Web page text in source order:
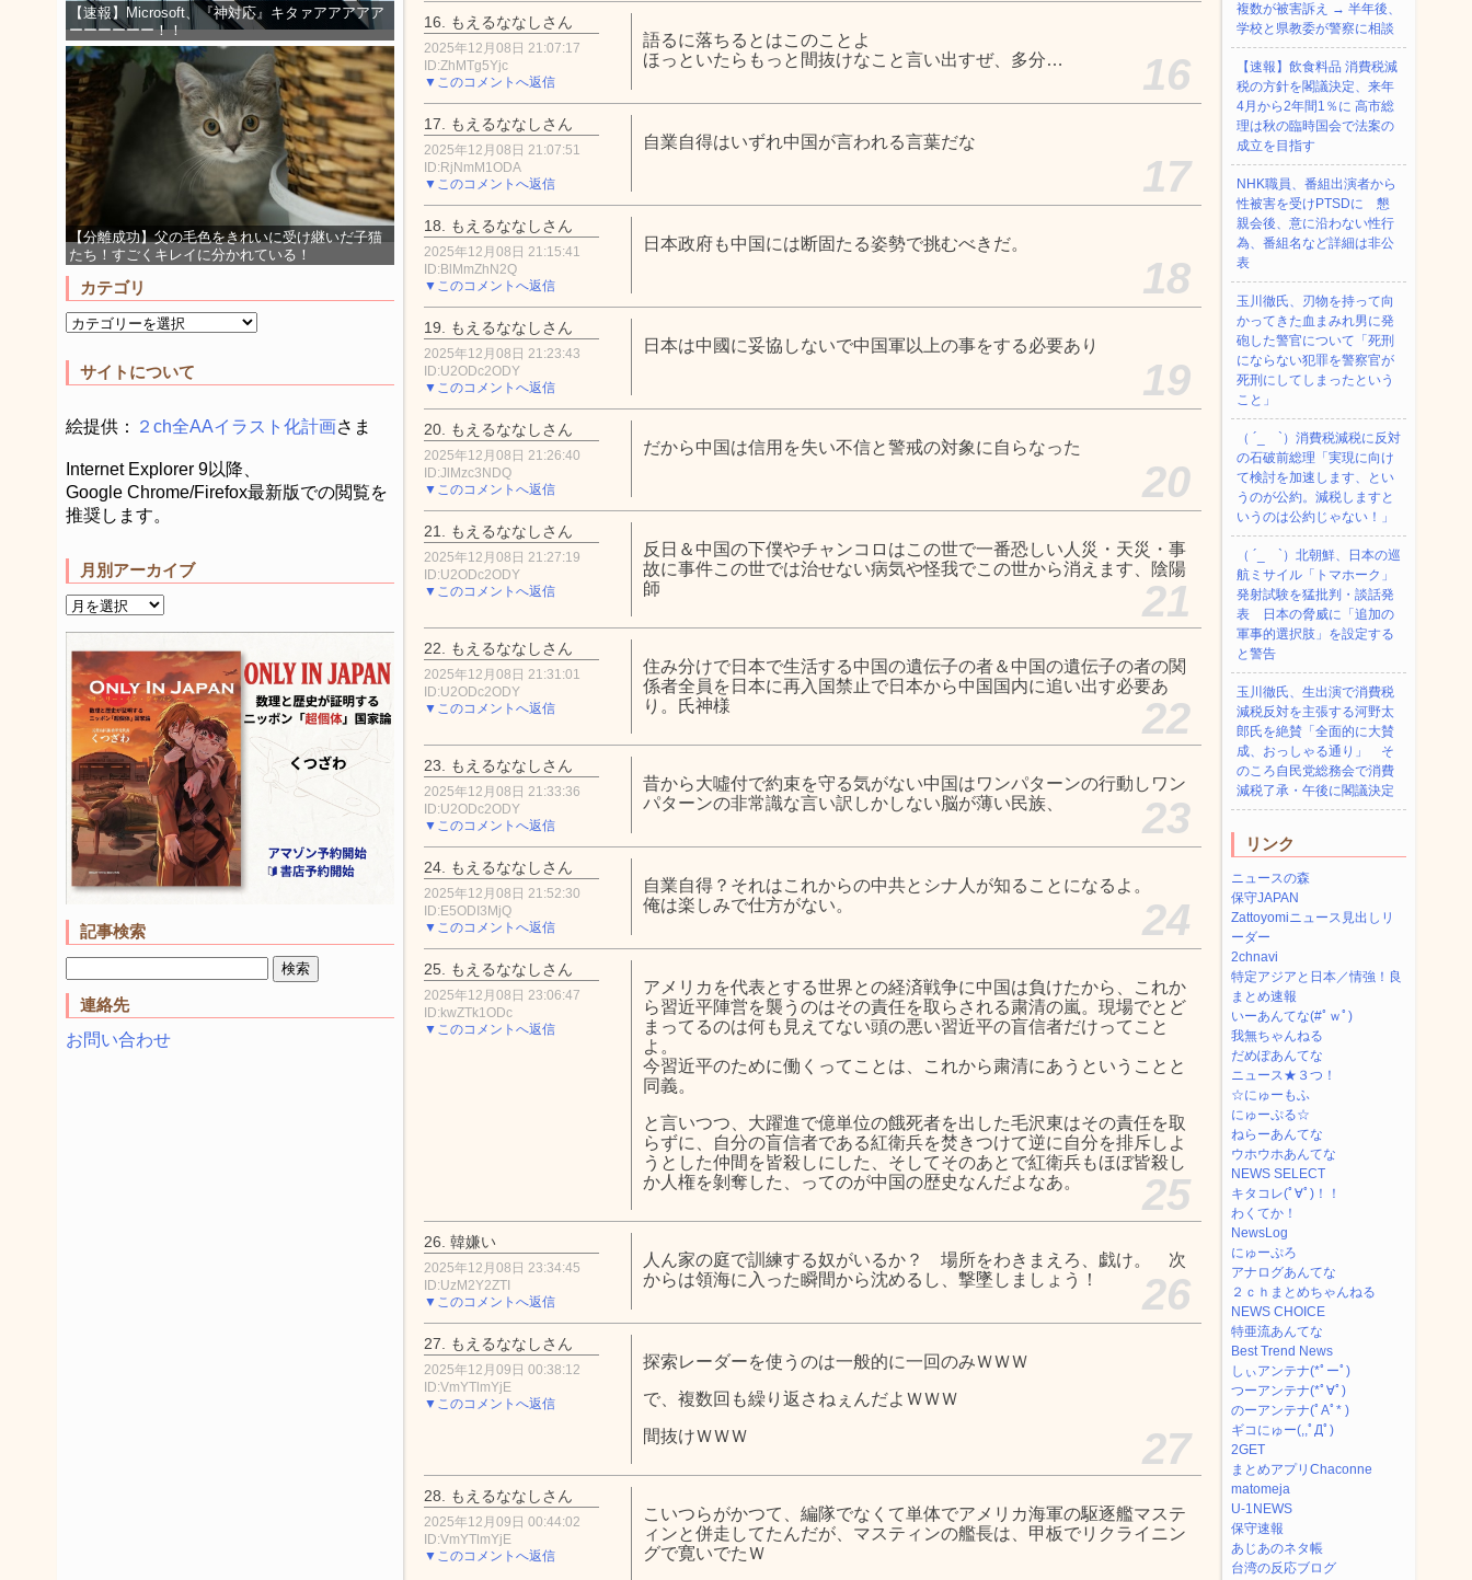
【速報】Microsoft、『神対応』キタァアアアアア
ーーーーーー！！
【分離成功】父の毛色をきれいに受け継いだ子猫
たち！すごくキレイに分かれている！
カテゴリ
サイトについて
絵提供： ２ch全AAイラスト化計画さま
Internet Explorer 9以降、
Google Chrome/Firefox最新版での閲覧を
推奨します。
月別アーカイブ
記事検索
連絡先
お問い合わせ
16. もえるななしさん
2025年12月08日 21:07:17
ID:ZhMTg5Yjc
▼このコメントへ返信
語るに落ちるとはこのことよ
ほっといたらもっと間抜けなこと言い出すぜ、多分…
16
17. もえるななしさん
2025年12月08日 21:07:51
ID:RjNmM1ODA
▼このコメントへ返信
自業自得はいずれ中国が言われる言葉だな
17
18. もえるななしさん
2025年12月08日 21:15:41
ID:BlMmZhN2Q
▼このコメントへ返信
日本政府も中国には断固たる姿勢で挑むべきだ。
18
19. もえるななしさん
2025年12月08日 21:23:43
ID:U2ODc2ODY
▼このコメントへ返信
日本は中國に妥協しないで中国軍以上の事をする必要あり
19
20. もえるななしさん
2025年12月08日 21:26:40
ID:JlMzc3NDQ
▼このコメントへ返信
だから中国は信用を失い不信と警戒の対象に自らなった
20
21. もえるななしさん
2025年12月08日 21:27:19
ID:U2ODc2ODY
▼このコメントへ返信
反日＆中国の下僕やチャンコロはこの世で一番恐しい人災・天災・事
故に事件この世では治せない病気や怪我でこの世から消えます、陰陽
師
21
22. もえるななしさん
2025年12月08日 21:31:01
ID:U2ODc2ODY
▼このコメントへ返信
住み分けで日本で生活する中国の遺伝子の者＆中国の遺伝子の者の関
係者全員を日本に再入国禁止で日本から中国国内に追い出す必要あ
り。氏神様
22
23. もえるななしさん
2025年12月08日 21:33:36
ID:U2ODc2ODY
▼このコメントへ返信
昔から大噓付で約束を守る気がない中国はワンパターンの行動しワン
パターンの非常識な言い訳しかしない脳が薄い民族、
23
24. もえるななしさん
2025年12月08日 21:52:30
ID:E5ODI3MjQ
▼このコメントへ返信
自業自得？それはこれからの中共とシナ人が知ることになるよ。
俺は楽しみで仕方がない。
24
25. もえるななしさん
2025年12月08日 23:06:47
ID:kwZTk1ODc
▼このコメントへ返信
アメリカを代表とする世界との経済戦争に中国は負けたから、これか
ら習近平陣営を襲うのはその責任を取らされる粛清の嵐。現場でとど
まってるのは何も見えてない頭の悪い習近平の盲信者だけってこと
よ。
今習近平のために働くってことは、これから粛清にあうということと
同義。
と言いつつ、大躍進で億単位の餓死者を出した毛沢東はその責任を取
らずに、自分の盲信者である紅衛兵を焚きつけて逆に自分を排斥しよ
うとした仲間を皆殺しにした、そしてそのあとで紅衛兵もほぼ皆殺し
か人権を剝奪した、ってのが中国の歴史なんだよなあ。
25
26. 韓嫌い
2025年12月08日 23:34:45
ID:UzM2Y2ZTI
▼このコメントへ返信
人ん家の庭で訓練する奴がいるか？ 場所をわきまえろ、戯け。 次
からは領海に入った瞬間から沈めるし、撃墜しましょう！
26
27. もえるななしさん
2025年12月09日 00:38:12
ID:VmYTlmYjE
▼このコメントへ返信
探索レーダーを使うのは一般的に一回のみＷＷＷ
で、複数回も繰り返さねぇんだよＷＷＷ
間抜けＷＷＷ
27
28. もえるななしさん
2025年12月09日 00:44:02
ID:VmYTlmYjE
▼このコメントへ返信
こいつらがかつて、編隊でなくて単体でアメリカ海軍の駆逐艦マステ
ィンと併走してたんだが、マスティンの艦長は、甲板でリクライニン
グで寛いでたＷ
複数が被害訴え → 半年後、
学校と県教委が警察に相談
【速報】飲食料品 消費税減
税の方針を閣議決定、来年
4月から2年間1％に 高市総
理は秋の臨時国会で法案の
成立を目指す
NHK職員、番組出演者から
性被害を受けPTSDに 懇
親会後、意に沿わない性行
為、番組名など詳細は非公
表
玉川徹氏、刃物を持って向
かってきた血まみれ男に発
砲した警官について「死刑
にならない犯罪を警察官が
死刑にしてしまったという
こと」
（ ´_ゝ`）消費税減税に反対
の石破前総理「実現に向け
て検討を加速します、とい
うのが公約。減税しますと
いうのは公約じゃない！」
（ ´_ゝ`）北朝鮮、日本の巡
航ミサイル「‌トマホーク」
発射試験を猛批判・談話発
表 日本の脅威に「追加の
軍事的選択肢」を設定する
と警告
玉川徹氏、生出演で消費税
減税反対を主張する河野太
郎氏を絶賛「全面的に大賛
成、おっしゃる通り」 そ
のころ自民党総務会で消費
減税了承・午後に閣議決定
リンク
ニュースの森
保守JAPAN
Zattoyomiニュース見出しリ
ーダー
2chnavi
特定アジアと日本／情強！良
まとめ速報
いーあんてな(#ﾟｗﾟ)
我無ちゃんねる
だめぽあんてな
ニュース★３つ！
☆にゅーもふ
にゅーぷる☆
ねらーあんてな
ウホウホあんてな
NEWS SELECT
キタコレ(ﾟ∀ﾟ)！！
わくてか！
NewsLog
にゅーぷろ
アナログあんてな
２ｃｈまとめちゃんねる
NEWS CHOICE
特亜流あんてな
Best Trend News
しぃアンテナ(*ﾟーﾟ)
つーアンテナ(*ﾟ∀ﾟ)
のーアンテナ(ﾟAﾟ* )
ギコにゅー(,,ﾟДﾟ)
2GET
まとめアプリChaconne
matomeja
U-1NEWS
保守速報
あじあのネタ帳
台湾の反応ブログ